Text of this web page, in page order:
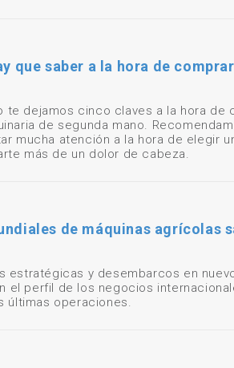
que saber a la hora de
te dejamos cinco claves a la hora de
de segunda mano.
mucha atención a la hora de elegir
más de un dolor de cabeza.
de máquinas agrícolas
estratégicas y desembarcos en
el perfil de los negocios
últimas operaciones.